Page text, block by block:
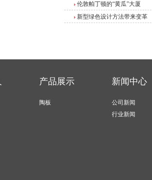
伦敦帕丁顿的“黄瓜”大厦
新型绿色设计方法带来变革
产品展示
陶板
新闻中心
公司新闻
行业新闻